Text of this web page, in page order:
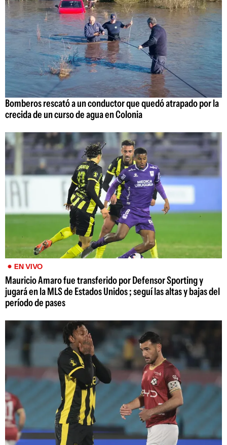
Bomberos rescató a un conductor que quedó atrapado por la
crecida de un curso de agua en Colonia
EN VIVO
Mauricio Amaro fue transferido por Defensor Sporting y
jugará en la MLS de Estados Unidos ; seguí las altas y bajas del
período de pases